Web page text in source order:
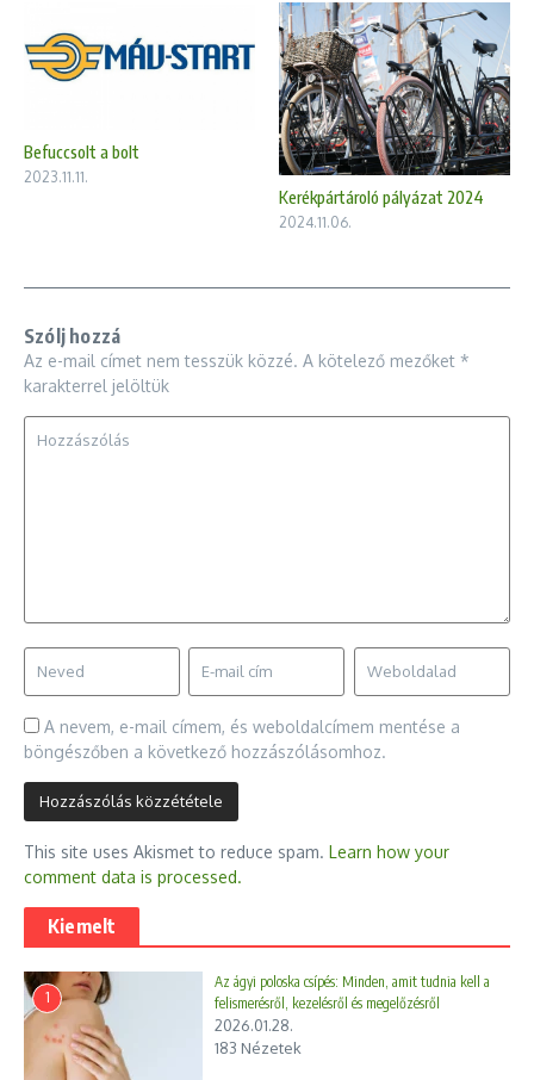
Befuccsolt a bolt
2023.11.11.
Kerékpártároló pályázat 2024
2024.11.06.
Szólj hozzá
Az e-mail címet nem tesszük közzé. A kötelező mezőket *
karakterrel jelöltük
A nevem, e-mail címem, és weboldalcímem mentése a
böngészőben a következő hozzászólásomhoz.
This site uses Akismet to reduce spam. Learn how your
comment data is processed.
Kiemelt
1
Az ágyi poloska csípés: Minden, amit tudnia kell a
felismerésről, kezelésről és megelőzésről
2026.01.28.
183 Nézetek